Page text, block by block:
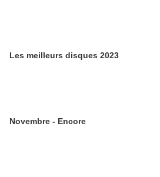
Les meilleurs disques 2023
Novembre - Encore